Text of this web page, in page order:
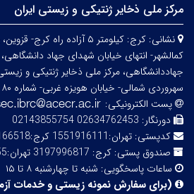
مرکز ملی ذخایر ژنتیکی و زیستی ایران
نشانی:
کرج: کیلومتر ۵ آزاده راه
کمالشهر- انتهای خیابان شهدای جهاد
جهاددانشگاهی، مرکز ملی ذخایر ژنتیکی و
سهروردی شمالی- خیابان هویزه غربی- شماره ۸۰
پست الکترونیکی:
دورنگار: 02634762453 02143855754
کدپستی: تهران:1551916111 کرج:3365166518
صندوق پستی: کرج: 3197996817 تهران:15855-161
ساعات پاسخگویی: شنبه تا چهارشنبه ۸ تا ۱۵
(برای سفارش نمونه زیستی و خدمات